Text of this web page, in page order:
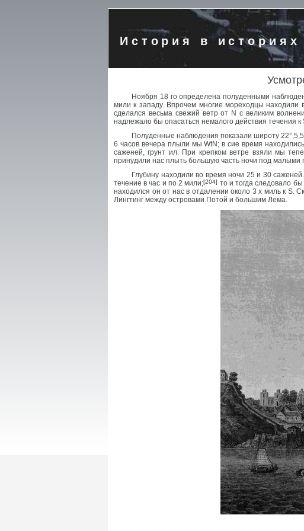
История в историях
Ноября 18 го определена полуденными
мили к западу. Впрочем многие мореходцы находили
сделался весьма свежий ветр от N с великим
надлежало бы опасаться немалого действия течения
Полуденные наблюдения показали широту
6 часов вечера плыли мы WtN; в сие время
саженей, грунт ил. При крепком ветре взяли мы
принудили нас плыть большую часть ночи под малыми
Глубину находили во время ночи 25 и 30
течение в час и по 2 мили;[204] то и тогда следовало
находился он от нас в отдалении около 3 х миль к S.
Лингтинг между островами Потой и большим Лема.